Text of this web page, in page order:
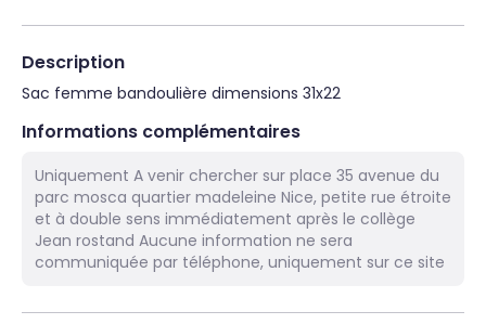
Description
Sac femme bandoulière dimensions 31x22
Informations complémentaires
Uniquement A venir chercher sur place 35 avenue du
parc mosca quartier madeleine Nice, petite rue étroite
et à double sens immédiatement après le collège
Jean rostand Aucune information ne sera
communiquée par téléphone, uniquement sur ce site